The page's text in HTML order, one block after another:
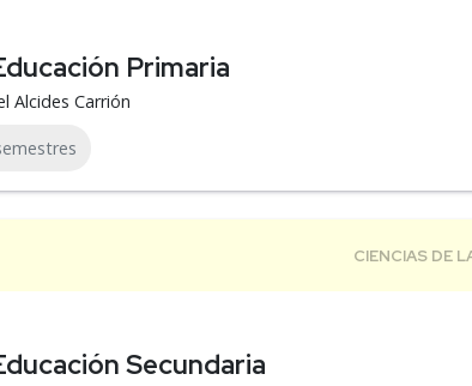
Primaria
Alcides Carrión
Secundaria